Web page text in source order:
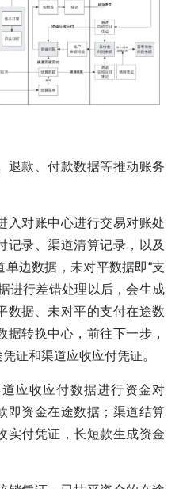
退款、付款数据等推动账务
入对账中心进行交易对账处
记录、渠道清算记录，以及
边数据，未对平数据即“支
进行差错处理以后，会生成
数据、未对平的支付在途数
转换中心，前往下一步，
证和渠道应收应付凭证。
应收应付数据进行资金对
即资金在途数据；渠道结算
实付凭证，长短款生成资金